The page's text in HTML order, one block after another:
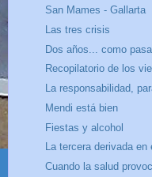
San Mames - Gallarta
Las tres crisis
Dos años... como
Recopilatorio de los
La responsabilidad,
Mendi está bien
Fiestas y alcohol
La tercera derivada en
Cuando la salud